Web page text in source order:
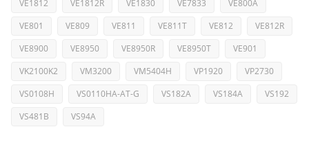
VE1812
VE1812R VE1830 VE7833
VE800A
VE801
VE809 VE811 VE811T VE812
VE812R
VE8900
VE8950 VE8950R VE8950T
VE901
VK2100K2
VM3200 VM5404H VP1920
VP2730
VS0108H
VS0110HA-AT-G VS182A VS184A
VS192
VS481B
VS94A